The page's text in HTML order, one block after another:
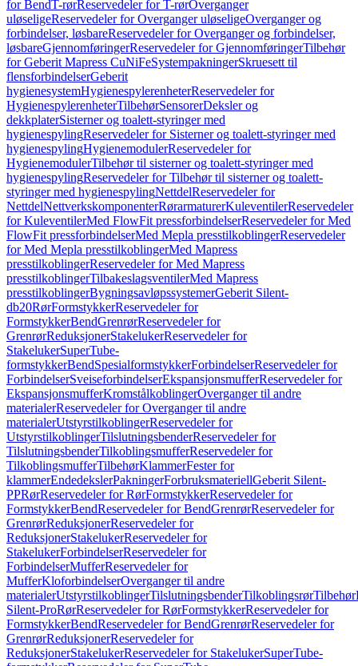
for BendT-rørReservedeler for T-rørOverganger
uløseligeReservedeler for Overganger uløseligeOverganger og
forbindelser, løsbareReservedeler for Overganger og forbindelser,
løsbareGjennomføringerReservedeler for GjennomføringerTilbehør
for Geberit Mapress CuNiFeSystempakningerSkruesett til
flensforbindelserGeberit
hygienesystemHygienespylerenheterReservedeler for
HygienespylerenheterTilbehørSensorerDeksler og
dekkplaterSisterner og toalett-styringer med
hygienespylingReservedeler for Sisterner og toalett-styringer med
hygienespylingHygienemodulerReservedeler for
HygienemodulerTilbehør til sisterner og toalett-styringer med
hygienespylingReservedeler for Tilbehør til sisterner og toalett-
styringer med hygienespylingNettdelReservedeler for
NettdelNettverkskomponenterRørarmaturerKuleventilerReservedeler
for KuleventilerMed FlowFit pressforbindelserReservedeler for Med
FlowFit pressforbindelserMed Mepla presstilkoblingerReservedeler
for Med Mepla presstilkoblingerMed Mapress
presstilkoblingerReservedeler for Med Mapress
presstilkoblingerTilbakeslagsventilerMed Mapress
presstilkoblingerBygningsavløpssystemerGeberit Silent-
db20RørFormstykkerReservedeler for
FormstykkerBendGrenrørReservedeler for
GrenrørReduksjonerStakelukerReservedeler for
StakelukerSuperTube-
formstykkerBendSpesialformstykkerForbindelserReservedeler for
ForbindelserSveiseforbindelserEkspansjonsmufferReservedeler for
EkspansjonsmufferKromstålkoblingerOverganger til andre
materialerReservedeler for Overganger til andre
materialerUtstyrstilkoblingerReservedeler for
UtstyrstilkoblingerTilslutningsbenderReservedeler for
TilslutningsbenderTilkoblingsmufferReservedeler for
TilkoblingsmufferTilbehørKlammerFester for
klammerEndedekslerPakningerForbruksmateriellGeberit Silent-
PPRørReservedeler for RørFormstykkerReservedeler for
FormstykkerBendReservedeler for BendGrenrørReservedeler for
GrenrørReduksjonerReservedeler for
ReduksjonerStakelukerReservedeler for
StakelukerForbindelserReservedeler for
ForbindelserMufferReservedeler for
MufferKloforbindelserOverganger til andre
materialerUtstyrstilkoblingerTilslutningsbenderTilkoblingsrørTilbehør
Silent-ProRørReservedeler for RørFormstykkerReservedeler for
FormstykkerBendReservedeler for BendGrenrørReservedeler for
GrenrørReduksjonerReservedeler for
ReduksjonerStakelukerReservedeler for StakelukerSuperTube-